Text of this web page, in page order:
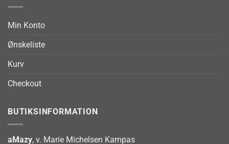
Min Konto
Ønskeliste
Kurv
Checkout
BUTIKSINFORMATION
aMazy, v. Marie Michelsen Kampas